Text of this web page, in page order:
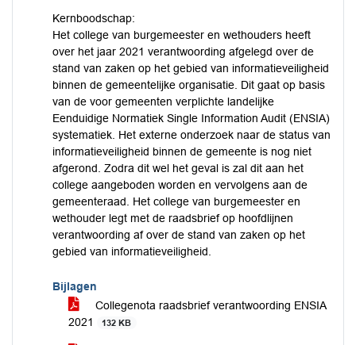
Kernboodschap:
Het college van burgemeester en wethouders heeft
over het jaar 2021 verantwoording afgelegd over de
stand van zaken op het gebied van informatieveiligheid
binnen de gemeentelijke organisatie. Dit gaat op basis
van de voor gemeenten verplichte landelijke
Eenduidige Normatiek Single Information Audit (ENSIA)
systematiek. Het externe onderzoek naar de status van
informatieveiligheid binnen de gemeente is nog niet
afgerond. Zodra dit wel het geval is zal dit aan het
college aangeboden worden en vervolgens aan de
gemeenteraad. Het college van burgemeester en
wethouder legt met de raadsbrief op hoofdlijnen
verantwoording af over de stand van zaken op het
gebied van informatieveiligheid.
Bijlagen
Collegenota raadsbrief verantwoording ENSIA
2021
132 KB